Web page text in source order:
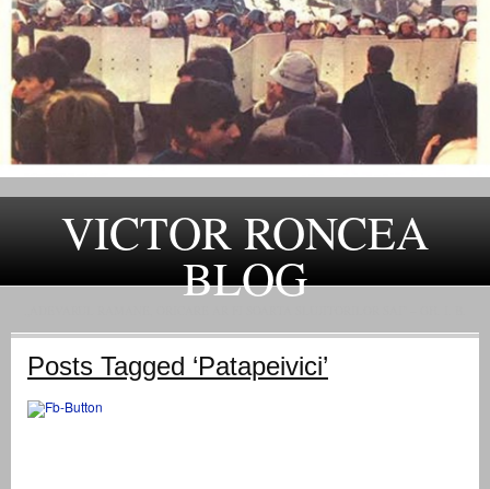
VICTOR RONCEA
BLOG
Posts Tagged ‘Patapeivici’